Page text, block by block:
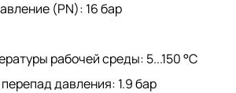
(PN): 16 бар
рабочей среды: 5...150 °C
давления: 1.9 бар